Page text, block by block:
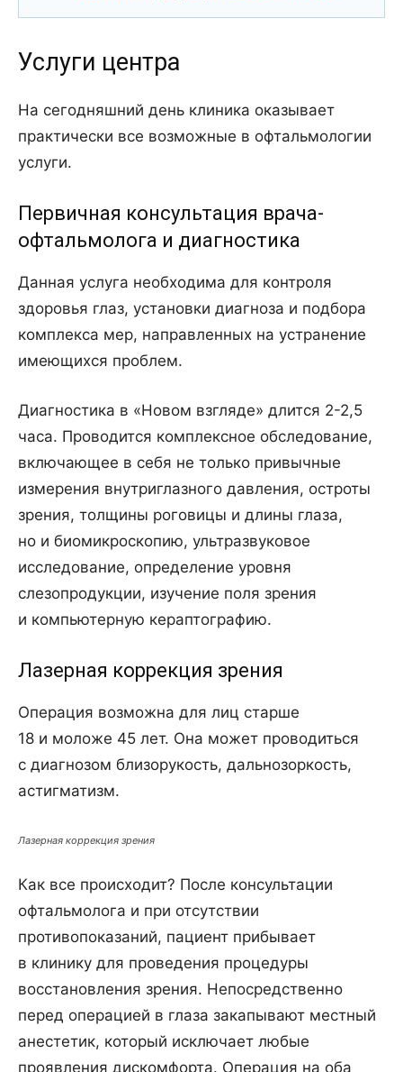
Услуги центра
На сегодняшний день клиника оказывает
практически все возможные в офтальмологии
услуги.
Первичная консультация врача-
офтальмолога и диагностика
Данная услуга необходима для контроля
здоровья глаз, установки диагноза и подбора
комплекса мер, направленных на устранение
имеющихся проблем.
Диагностика в «Новом взгляде» длится 2-2,5
часа. Проводится комплексное обследование,
включающее в себя не только привычные
измерения внутриглазного давления, остроты
зрения, толщины роговицы и длины глаза,
но и биомикроскопию, ультразвуковое
исследование, определение уровня
слезопродукции, изучение поля зрения
и компьютерную кераптографию.
Лазерная коррекция зрения
Операция возможна для лиц старше
18 и моложе 45 лет. Она может проводиться
с диагнозом близорукость, дальнозоркость,
астигматизм.
Лазерная коррекция зрения
Как все происходит? После консультации
офтальмолога и при отсутствии
противопоказаний, пациент прибывает
в клинику для проведения процедуры
восстановления зрения. Непосредственно
перед операцией в глаза закапывают местный
анестетик, который исключает любые
проявления дискомфорта. Операция на оба